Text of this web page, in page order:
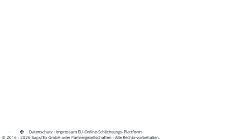
· · ·Datenschutz·Impressum EU-Online-Schlichtungs-Plattform·
© 2016 - 2026 SupraTix GmbH oder Partnergesellschaften - Alle Rechte vorbehalten.